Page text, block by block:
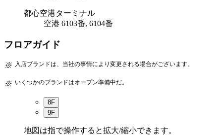
都心空港ターミナル
空港 6103番, 6104番
フロアガイド
※ 入店ブランドは、当社の事情により変更される場合がございます。
※ いくつかのブランドはオープン準備中だ。
8F
9F
地図は指で操作すると拡大/縮小できます。